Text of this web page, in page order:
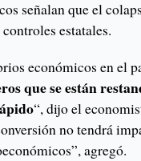
señalan que el
estatales.
económicos en el
que se están
“, dijo el
no tendrá
agregó.